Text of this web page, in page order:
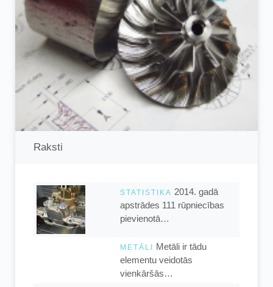
Raksti
STATISTIKA 2014. gadā
apstrādes 111 rūpniecības
pievienotā…
METĀLI
Metāli ir tādu
elementu veidotās
vienkāršās…